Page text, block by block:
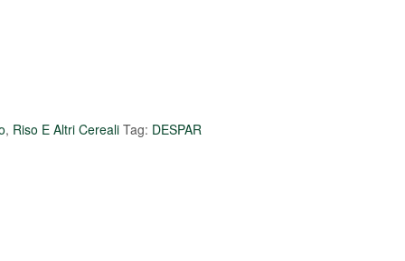
, Riso E Altri Cereali Tag: DESPAR